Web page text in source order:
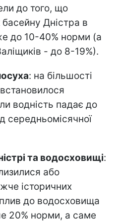
до того, що
басейну Дністра в
до 10-40% норми (а
- до 8-19%).
: на більшості
водність падає до
середньомісячної
та водосховищі:
або
історичних
до водосховища
20% норми, а саме